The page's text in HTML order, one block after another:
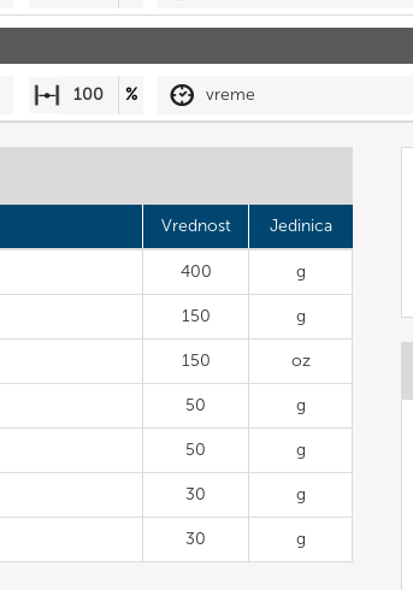
100 % vreme
Vrednost Jedinica
400 g
150 g
150 oz
50 g
50 g
30 g
30 g